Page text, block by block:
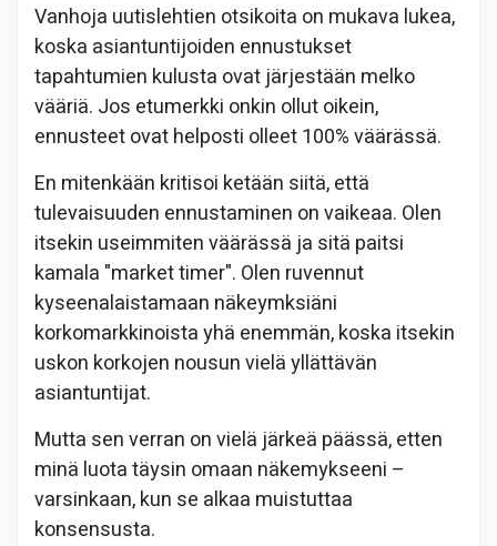
Vanhoja uutislehtien otsikoita on mukava lukea,
koska asiantuntijoiden ennustukset
tapahtumien kulusta ovat järjestään melko
vääriä. Jos etumerkki onkin ollut oikein,
ennusteet ovat helposti olleet 100% väärässä.
En mitenkään kritisoi ketään siitä, että
tulevaisuuden ennustaminen on vaikeaa. Olen
itsekin useimmiten väärässä ja sitä paitsi
kamala "market timer". Olen ruvennut
kyseenalaistamaan näkeymksiäni
korkomarkkinoista yhä enemmän, koska itsekin
uskon korkojen nousun vielä yllättävän
asiantuntijat.
Mutta sen verran on vielä järkeä päässä, etten
minä luota täysin omaan näkemykseeni –
varsinkaan, kun se alkaa muistuttaa
konsensusta.